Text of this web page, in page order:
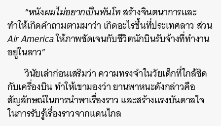
“หนังผมไม่อยากเป็นพันโทสร้างจินตนาการและ
ทำให้เกิดคำถามตามมาว่า เกิดอะไรขึ้นที่ประเทศลาว ส่วน
Air Americaให้ภาพชัดเจนกับชีวิตนักบินรับจ้างที่ทำงาน
อยู่ในลาว”
วินัยเล่าก่อนเสริมว่า ความทรงจำในวัยเด็กที่ใกล้ชิด
กับเครื่องบิน ทำให้เขามองว่า ยานพาหนะดังกล่าวคือ
สัญลักษณ์ในการนำพาเรื่องราว และสร้างแรงบันดาลใจ
ในการรับรู้เรื่องราวจากแดนไกล